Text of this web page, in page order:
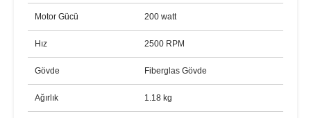
Motor Gücü 200 watt
Hız 2500 RPM
Gövde Fiberglas Gövde
Ağırlık 1.18 kg